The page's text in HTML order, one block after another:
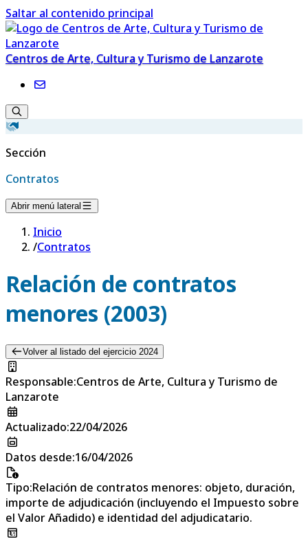
Saltar al contenido principal
Centros de Arte, Cultura y Turismo de Lanzarote
Sección
Contratos
Abrir menú lateral
Inicio
/Contratos
Relación de contratos
menores (2003)
Volver al listado del ejercicio 2024
Responsable:Centros de Arte, Cultura y Turismo de
Lanzarote
Actualizado:22/04/2026
Datos desde:16/04/2026
Tipo:Relación de contratos menores: objeto, duración,
importe de adjudicación (incluyendo el Impuesto sobre
el Valor Añadido) e identidad del adjudicatario.